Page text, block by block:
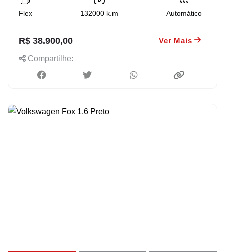
Flex 132000 k.m Automático
R$ 38.900,00 Ver Mais
Compartilhe: